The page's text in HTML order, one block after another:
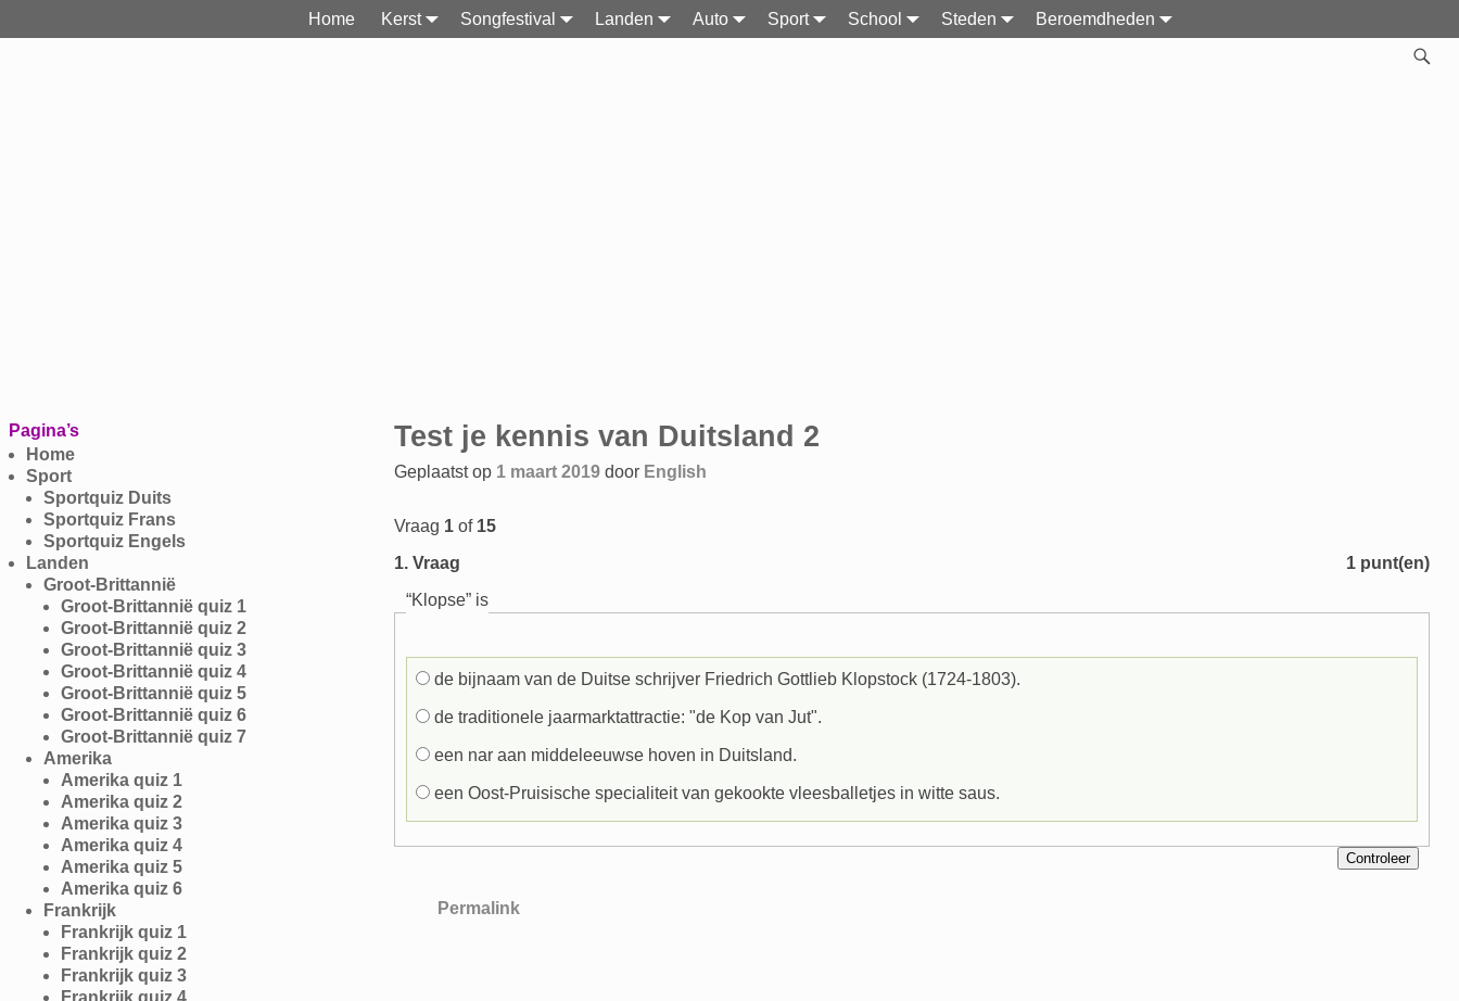
Home Kerst Songfestival Landen Auto Sport School Steden Beroemdheden
Bericht navigatie
Test je kennis van Duitsland 2
Geplaatst op 1 maart 2019 door English
Vraag 1of 15
1. Vraag 1 punt(en)
“Klopse” is
de bijnaam van de Duitse schrijver Friedrich Gottlieb Klopstock (1724-1803).
de traditionele jaarmarktattractie: "de Kop van Jut".
een nar aan middeleeuwse hoven in Duitsland.
een Oost-Pruisische specialiteit van gekookte vleesballetjes in witte saus.
Permalink
Pagina’s
Home
Sport
Sportquiz Duits
Sportquiz Frans
Sportquiz Engels
Landen
Groot-Brittannië
Groot-Brittannië quiz 1
Groot-Brittannië quiz 2
Groot-Brittannië quiz 3
Groot-Brittannië quiz 4
Groot-Brittannië quiz 5
Groot-Brittannië quiz 6
Groot-Brittannië quiz 7
Amerika
Amerika quiz 1
Amerika quiz 2
Amerika quiz 3
Amerika quiz 4
Amerika quiz 5
Amerika quiz 6
Frankrijk
Frankrijk quiz 1
Frankrijk quiz 2
Frankrijk quiz 3
Frankrijk quiz 4